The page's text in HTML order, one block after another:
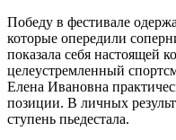
Победу в фестивале
которые опередили
показала себя настоящей
целеустремленный
Елена Ивановна
позиции. В личных
ступень пьедестала.